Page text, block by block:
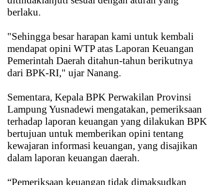
berlaku.
"Sehingga besar harapan kami untuk kembali
mendapat opini WTP atas Laporan Keuangan
Pemerintah Daerah ditahun-tahun berikutnya
dari BPK-RI," ujar Nanang.
Sementara, Kepala BPK Perwakilan Provinsi
Lampung Yusnadewi mengatakan, pemeriksaan
terhadap laporan keuangan yang dilakukan BPK
bertujuan untuk memberikan opini tentang
kewajaran informasi keuangan, yang disajikan
dalam laporan keuangan daerah.
“Pemeriksaan keuangan tidak dimaksudkan